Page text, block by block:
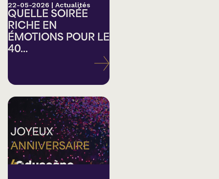
22-05-2026 | Actualités
QUELLE SOIRÉE
RICHE EN
ÉMOTIONS POUR LE
40...